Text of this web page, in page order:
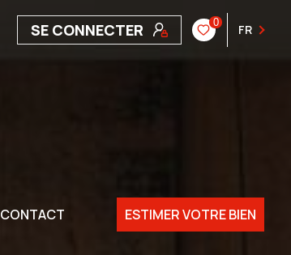
SE CONNECTER 0 FR
CONTACT ESTIMER VOTRE BIEN